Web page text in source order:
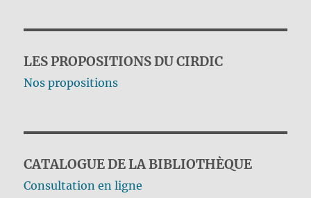
LES PROPOSITIONS DU CIRDIC
Nos propositions
CATALOGUE DE LA BIBLIOTHÈQUE
Consultation en ligne